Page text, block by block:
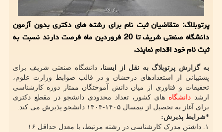
پرتوبلاگ: متقاضیان ثبت نام برای رشته های دکتری بدون آزمون
دانشگاه صنعتی شریف تا 20 فروردین ماه فرصت دارند نسبت به
ثبت نام خود اقدام نمایند.
به گزارش پرتوبلاگ به نقل از ایسنا،دانشگاه صنعتی شریف برای
پشتیبانی از استعدادهای درخشان و در قالب ضوابط وزارت علوم،
تحقیقات و فناوری از میان دانش آموختگان ممتاز دوره کارشناسی
ارشد دانشگاه های کشور، تعداد محدودی دانشجو در مقطع دکتری
برای آغاز به تحصیل از نیمسال ۱۴۰۵-۱۴۰۴ دانشجو پذیرش می کند.
*شرایط پذیرش:
۱. داشتن مدرک کارشناسی در رشته مرتبط، با معدل حداقل ۱۶